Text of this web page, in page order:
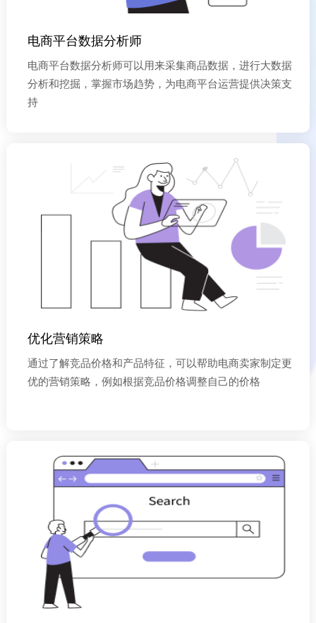
电商平台数据分析师
电商平台数据分析师可以用来采集商品数据，进行大数据
分析和挖掘，掌握市场趋势，为电商平台运营提供决策支
持
优化营销策略
通过了解竞品价格和产品特征，可以帮助电商卖家制定更
优的营销策略，例如根据竞品价格调整自己的价格